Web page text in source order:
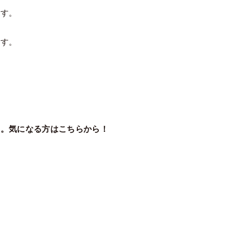
。
。
気になる方はこちらから！